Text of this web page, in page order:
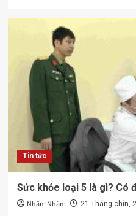
Tin tức
Sức khỏe loại 5 là gì? Có
Nhâm Nhâm 21 Tháng chín,